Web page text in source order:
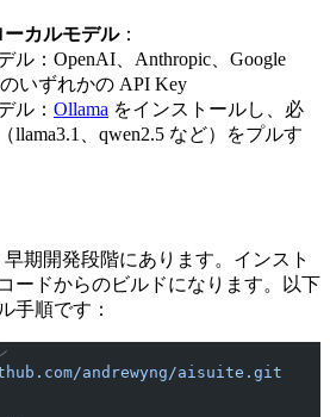
カルモデル：
ル：OpenAI、Anthropic、Google
いずれかの API Key
ル： Ollama をインストールし、必
llama3.1、qwen2.5 など）をプルす
早期開発段階にあります。インスト
ードからのビルドになります。以下
手順です：
andrewyng/aisuite.git